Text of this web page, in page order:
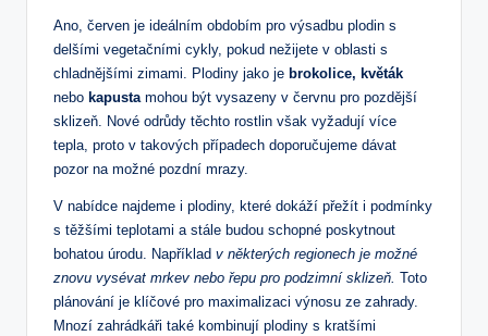
Ano, červen je ideálním obdobím pro výsadbu plodin s
delšími vegetačními cykly, pokud nežijete v oblasti s
chladnějšími zimami. Plodiny jako je brokolice, květák
nebo kapustamohou být vysazeny v červnu pro pozdější
sklizeň. Nové odrůdy těchto rostlin však vyžadují více
tepla, proto v takových případech doporučujeme dávat
pozor na možné pozdní mrazy.
V nabídce najdeme i plodiny, které dokáží přežít i podmínky
s těžšími teplotami a stále budou schopné poskytnout
bohatou úrodu. Například v některých regionech je možné
znovu vysévat mrkev nebo řepu pro podzimní sklizeň. Toto
plánování je klíčové pro maximalizaci výnosu ze zahrady.
Mnozí zahrádkáři také kombinují plodiny s kratšími